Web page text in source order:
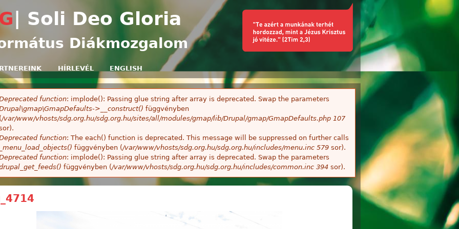
| Soli Deo Gloria
Diákmozgalom
HÍRLEVÉL ENGLISH
function: implode(): Passing glue string after array is deprecated. Swap the parameters
>__construct() függvényben
(/var/www/vhosts/sdg.org.hu/sdg.org.hu/sites/all/modules/gmap/lib/Drupal/gmap/GmapDefaults.php 107
function: The each() function is deprecated. This message will be suppressed on further calls
_menu_load_objects() függvényben (/var/www/vhosts/sdg.org.hu/sdg.org.hu/includes/menu.inc 579 sor).
function: implode(): Passing glue string after array is deprecated. Swap the parameters
függvényben (/var/www/vhosts/sdg.org.hu/sdg.org.hu/includes/common.inc 394 sor).